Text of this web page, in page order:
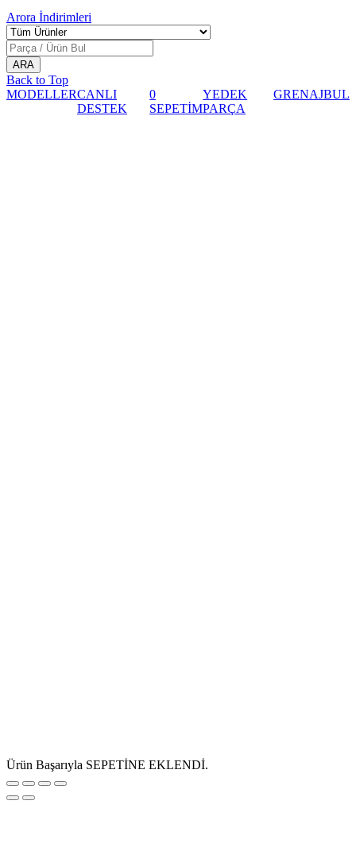
Arora İndirimleri
Back to Top
MODELLERCANLI
DESTEK
0
SEPETİM
YEDEK
PARÇA
GRENAJBUL
Ürün Başarıyla SEPETİNE EKLENDİ.